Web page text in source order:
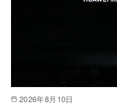
2026年8月10日